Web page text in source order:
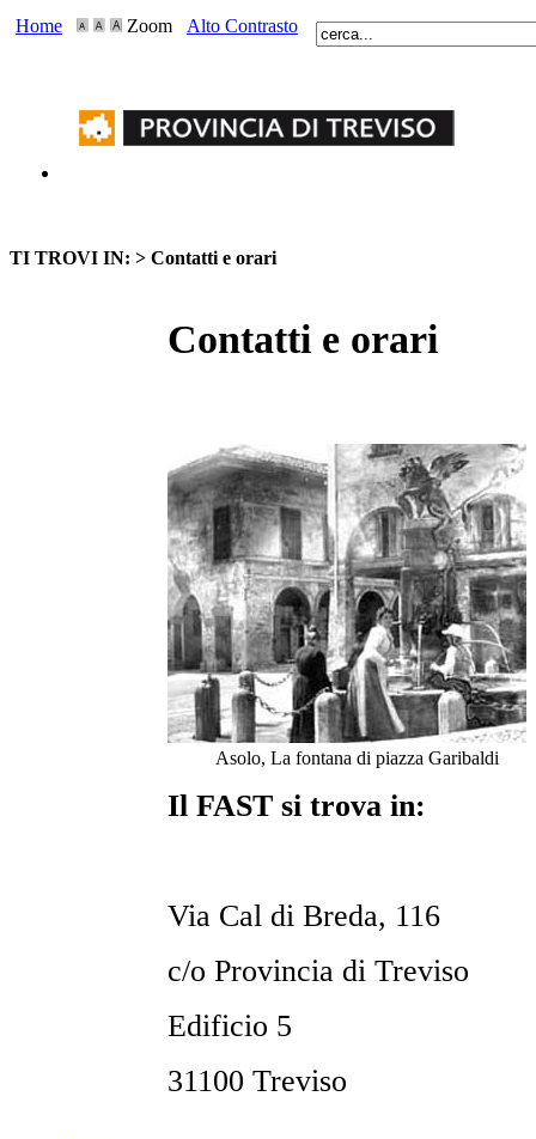
Home Zoom Alto Contrasto
TI TROVI IN: > Contatti e orari
Contatti e orari
Asolo, La fontana di piazza Garibaldi
Il FAST si trova in:
Via Cal di Breda, 116
c/o Provincia di Treviso
Edificio 5
31100 Treviso